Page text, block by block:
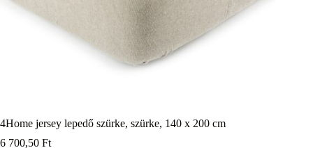
4Home jersey lepedő szürke, szürke, 140 x 200 cm
6 700,50 Ft